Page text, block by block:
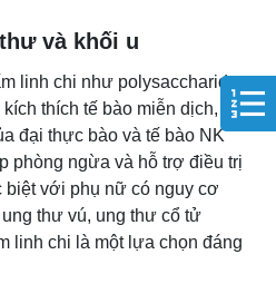
và khối u
linh chi như polysaccharide,
thích tế bào miễn dịch,
đại thực bào và tế bào NK
phòng ngừa và hỗ trợ điều trị
với phụ nữ có nguy cơ
thư vú, ung thư cổ tử
linh chi là một lựa chọn đáng